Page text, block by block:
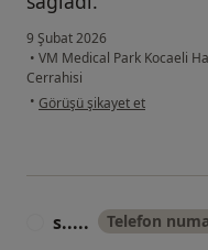
9 Şubat 2026
• VM Medical Park Kocaeli
Cerrahisi
• kullanıcının görüşüne göre
Görüşü şikayet et
s..... Telefon